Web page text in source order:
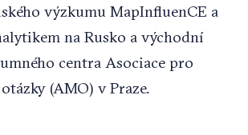
výzkumu MapInfluenCE a
na Rusko a východní
centra Asociace pro
(AMO) v Praze.